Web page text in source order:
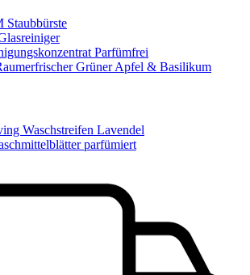
Parfümfrei
Grüner Apfel & Basilikum
Waschstreifen Lavendel
parfümiert